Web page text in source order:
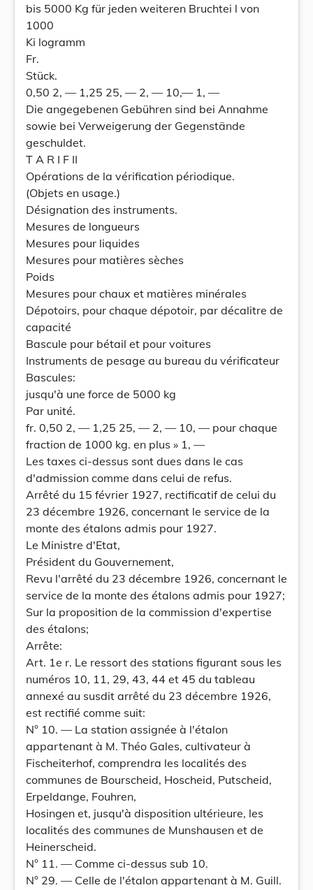
bis 5000 Kg für jeden weiteren Bruchtei l von
1000
Ki logramm
Fr.
Stück.
0,50 2, — 1,25 25, — 2, — 10,— 1, —
Die angegebenen Gebühren sind bei Annahme
sowie bei Verweigerung der Gegenstände
geschuldet.
T A R I F II
Opérations de la vérification périodique.
(Objets en usage.)
Désignation des instruments.
Mesures de longueurs
Mesures pour liquides
Mesures pour matières sèches
Poids
Mesures pour chaux et matières minérales
Dépotoirs, pour chaque dépotoir, par décalitre de
capacité
Bascule pour bétail et pour voitures
Instruments de pesage au bureau du vérificateur
Bascules:
jusqu'à une force de 5000 kg
Par unité.
fr. 0,50 2, — 1,25 25, — 2, — 10, — pour chaque
fraction de 1000 kg. en plus » 1, —
Les taxes ci-dessus sont dues dans le cas
d'admission comme dans celui de refus.
Arrêté du 15 février 1927, rectificatif de celui du
23 décembre 1926, concernant le service de la
monte des étalons admis pour 1927.
Le Ministre d'Etat,
Président du Gouvernement,
Revu l'arrêté du 23 décembre 1926, concernant le
service de la monte des étalons admis pour 1927;
Sur la proposition de la commission d'expertise
des étalons;
Arrête:
Art. 1e r. Le ressort des stations figurant sous les
numéros 10, 11, 29, 43, 44 et 45 du tableau
annexé au susdit arrêté du 23 décembre 1926,
est rectifié comme suit:
N° 10. — La station assignée à l'étalon
appartenant à M. Théo Gales, cultivateur à
Fischeiterhof, comprendra les localités des
communes de Bourscheid, Hoscheid, Putscheid,
Erpeldange, Fouhren,
Hosingen et, jusqu'à disposition ultérieure, les
localités des communes de Munshausen et de
Heinerscheid.
N° 11. — Comme ci-dessus sub 10.
N° 29. — Celle de l'étalon appartenant à M. Guill.